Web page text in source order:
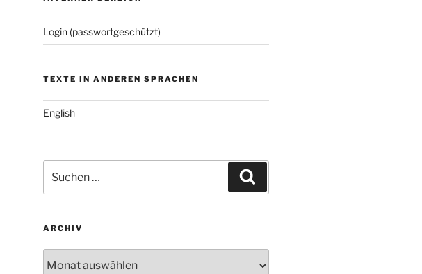
Login (passwortgeschützt)
TEXTE IN ANDEREN SPRACHEN
English
nach:
ARCHIV